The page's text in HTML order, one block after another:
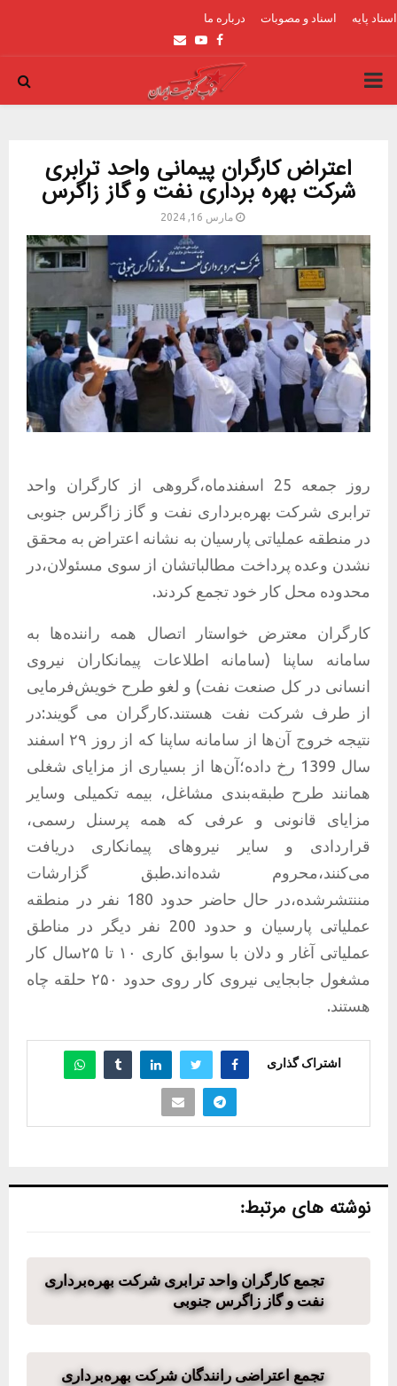
اسناد پایه اسناد و مصوبات درباره ما
Facebook
Youtube
Email
PRIMARY
اعتراض کارگران پیمانی واحد ترابری
شرکت بهره برداری نفت و گاز زاگرس
مارس 16, 2024
روز جمعه 25 اسفندماه،گروهی از کارگران واحد
ترابری شرکت بهره‌برداری نفت و گاز زاگرس جنوبی
در منطقه عملیاتی پارسیان به نشانه اعتراض به محقق
نشدن وعده پرداخت مطالباتشان از سوی مسئولان،در
محدوده محل کار خود تجمع کردند.
کارگران معترض خواستار اتصال همه راننده‌ها به
سامانه ساپنا (سامانه اطلاعات پیمانکاران نیروی
انسانی در کل صنعت نفت) و لغو طرح خویش‌فرمایی
از طرف شرکت نفت هستند.کارگران می گویند:در
نتیجه خروج آن‌ها از سامانه ساپنا که از روز ۲۹ اسفند
سال 1399 رخ داده؛آن‌ها از بسیاری از مزایای شغلی
همانند طرح طبقه‌بندی مشاغل، بیمه تکمیلی وسایر
مزایای قانونی و عرفی که همه پرسنل رسمی،
قراردادی و سایر نیروهای پیمانکاری دریافت
می‌کنند،محروم شده‌اند.طبق گزارشات
مننتشرشده،در حال حاضر حدود 180 نفر در منطقه
عملیاتی پارسیان و حدود 200 نفر دیگر در مناطق
عملیاتی آغار و دلان با سوابق کاری ۱۰ تا ۲۵سال کار
مشغول جابجایی نیروی کار روی حدود ۲۵۰ حلقه چاه
هستند.
اشتراک گذاری
نوشته های مرتبط:
تجمع کارگران واحد ترابری شرکت بهره‌برداری
نفت و گاز زاگرس جنوبی
تجمع اعتراضی رانندگان شرکت بهره‌برداری